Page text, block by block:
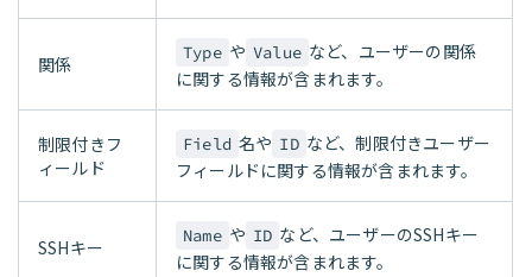
関係 Type や Value など、ユーザーの関係
に関する情報が含まれます。
制限付きフ
ィールド
Field 名や ID など、制限付きユーザー
フィールドに関する情報が含まれます。
SSHキー Name や ID など、ユーザーのSSHキー
に関する情報が含まれます。